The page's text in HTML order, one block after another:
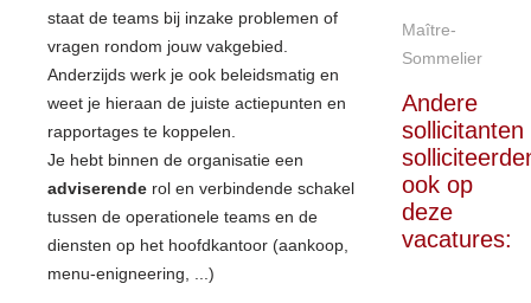
staat de teams bij inzake problemen of
vragen rondom jouw vakgebied.
Anderzijds werk je ook beleidsmatig en
weet je hieraan de juiste actiepunten en
rapportages te koppelen.
Je hebt binnen de organisatie een
adviserende rol en verbindende schakel
tussen de operationele teams en de
diensten op het hoofdkantoor (aankoop,
menu-enigneering, ...)
Maître-
Sommelier
Andere
sollicitanten
ook op
deze
vacatures: